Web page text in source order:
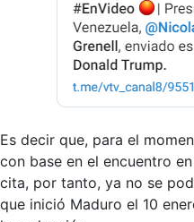
Es decir que, para el
con base en el encuentro
cita, por tanto, ya no se
que inició Maduro el 10